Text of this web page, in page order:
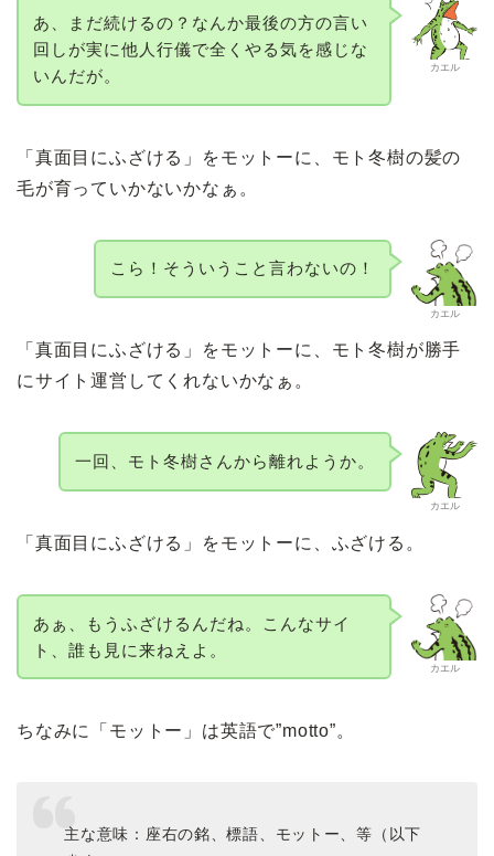
カエル
あ、まだ続けるの？なんか最後の方の言い
回しが実に他人行儀で全くやる気を感じな
いんだが。
「真面目にふざける」をモットーに、モト冬樹の髪の
毛が育っていかないかなぁ。
カエル
こら！そういうこと言わないの！
「真面目にふざける」をモットーに、モト冬樹が勝手
にサイト運営してくれないかなぁ。
カエル
一回、モト冬樹さんから離れようか。
「真面目にふざける」をモットーに、ふざける。
カエル
あぁ、もうふざけるんだね。こんなサイ
ト、誰も見に来ねえよ。
ちなみに「モットー」は英語で”motto”。
主な意味：座右の銘、標語、モットー、等（以下